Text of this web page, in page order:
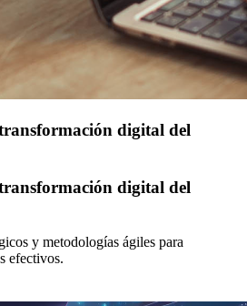
digital del
digital del
y metodologías ágiles para
efectivos.